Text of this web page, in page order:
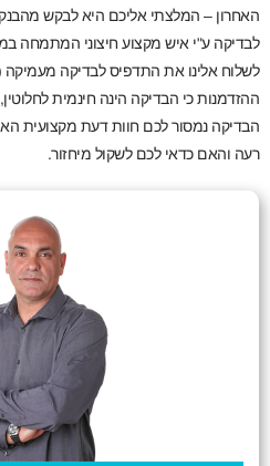
האחרון – המלצתי אליכם היא לבקש
לבדיקה ע"י איש מקצוע חיצוני המתמחה
לשלוח אלינו את התדפיס לבדיקה מעמיקה
ההזדמנות כי הבדיקה הינה חינמית
הבדיקה נמסור לכם חוות דעת מקצועית
רעה והאם כדאי לכם לשקול מיחזור.